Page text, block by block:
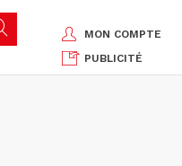
MON COMPTE
PUBLICITÉ